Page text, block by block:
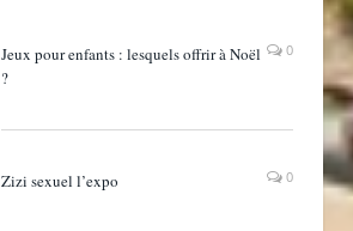
0
Jeux pour enfants : lesquels offrir à Noël
?
0
Zizi sexuel l’expo